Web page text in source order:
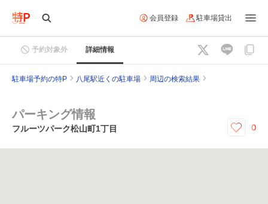
会員登録 駐車場貸出
予約対象外 詳細情報
駐車場予約の特P 八尾駅近くの駐車場 周辺の検索結果
パーキング情報
フルーツパーク松山町1丁目 0